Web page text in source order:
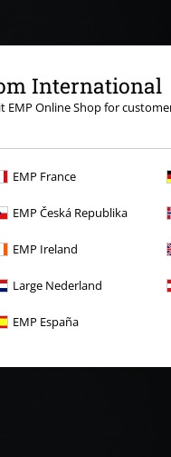
International
EMP Online Shop for
EMP France
EMP Česká Republika
EMP Ireland
Large Nederland
EMP España